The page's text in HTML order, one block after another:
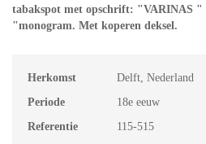
tabakspot met opschrift: "VARINAS "
"monogram. Met koperen deksel.
Herkomst
Delft, Nederland
Periode
18e eeuw
Referentie
115-515